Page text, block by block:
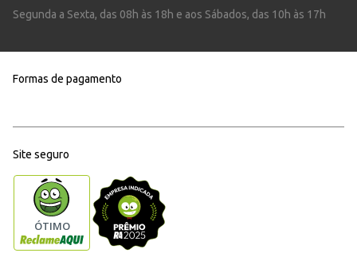
Segunda a Sexta, das 08h às 18h e aos Sábados, das 10h às 17h
Formas de pagamento
Site seguro